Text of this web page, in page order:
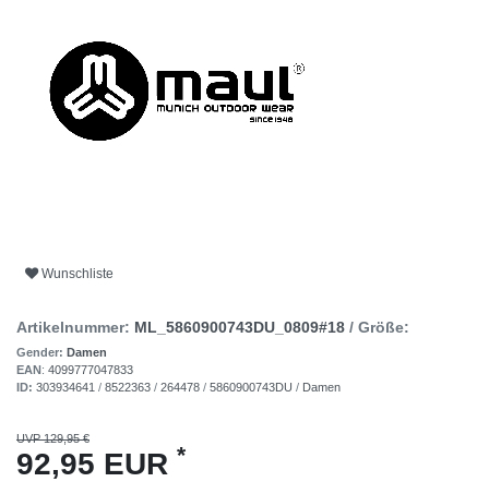
Wunschliste
Artikelnummer: ML_5860900743DU_0809#18 / Größe:
Gender: Damen
EAN: 4099777047833
ID: 303934641 / 8522363 / 264478 / 5860900743DU / Damen
UVP 129,95 €
92,95 EUR *